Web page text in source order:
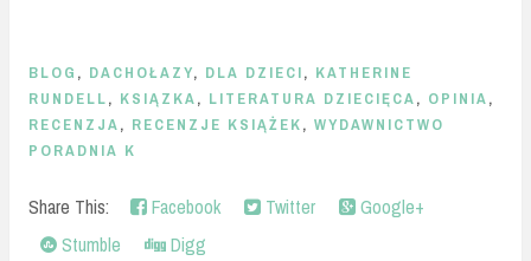
BLOG , DACHOŁAZY, DLA DZIECI, KATHERINE
RUNDELL, KSIĄZKA, LITERATURA DZIECIĘCA, OPINIA,
RECENZJA, RECENZJE KSIĄŻEK, WYDAWNICTWO
PORADNIA K
Share This: Facebook Twitter
Google+
Stumble
Digg